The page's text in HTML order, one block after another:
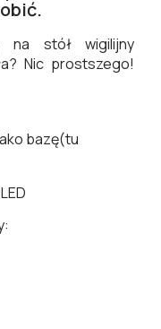
stół wigilijny
Nic prostszego!
bazę(tu